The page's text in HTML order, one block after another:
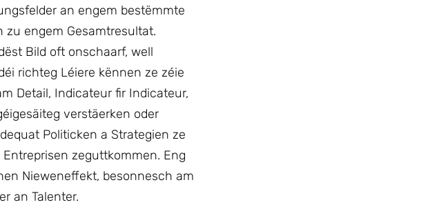
an engem bestëmmte
zu engem Gesamtresultat.
Bild oft onschaarf, well
richteg Léiere kënnen ze zéie
Detail, Indicateur fir Indicateur,
verstäerken oder
Politicken a Strategien ze
zeguttkommen. Eng
Nieweneffekt, besonnesch am
an Talenter.